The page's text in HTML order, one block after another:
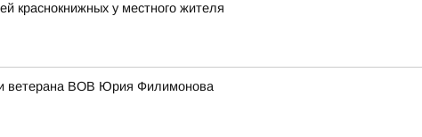
краснокнижных у местного жителя
ветерана ВОВ Юрия Филимонова